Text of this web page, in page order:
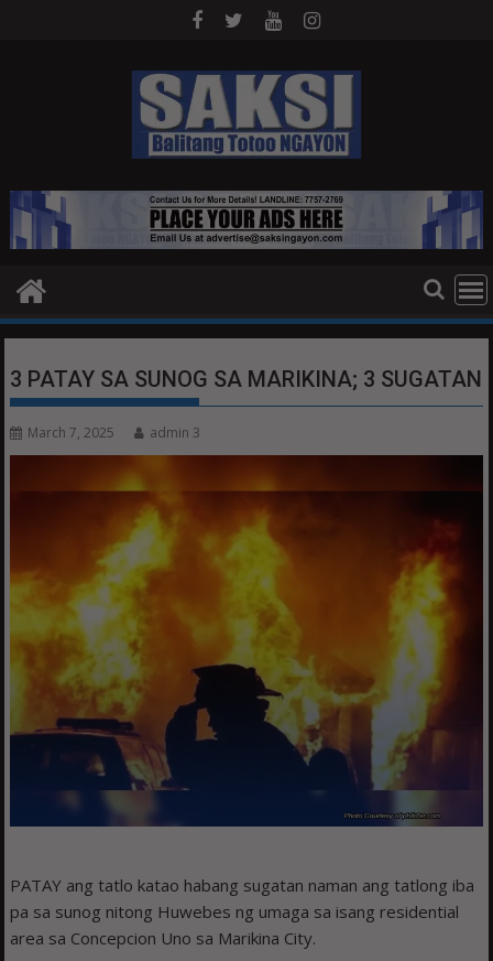
3 PATAY SA SUNOG SA MARIKINA; 3 SUGATAN
March 7, 2025 admin 3
PATAY ang tatlo katao habang sugatan naman ang tatlong iba
pa sa sunog nitong Huwebes ng umaga sa isang residential
area sa Concepcion Uno sa Marikina City.